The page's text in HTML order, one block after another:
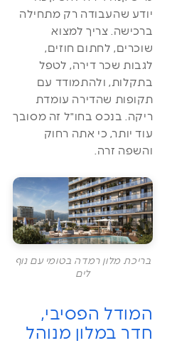
יודע שהעבודה רק מתחילה
ברכישה. צריך למצוא
שוכרים, לחתום חוזים,
לגבות שכר דירה, לטפל
בתקלות, ולהתמודד עם
תקופות שהדירה עומדת
ריקה. בנכס בחו"ל זה מסובך
עוד יותר, כי אתה רחוק
והשפה זרה.
בריכת מלון רמדה בטומי עם נוף
לים
המודל הפסיבי,
חדר במלון מנוהל